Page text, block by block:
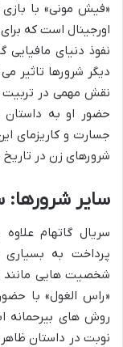
«فیش مونی» با بازی
اورجینال است که
نفوذ دنیای
دیگر شرورها تاثیر
نقش مهمی در
حضور او به
جسارت و کاریزمای
شرورهای زن در
سایر شرورها:
سریال گاتهام
پرداخت به بسیاری
شخصیت هایی مانند
«راس الغول» با
روش های بیرحمانه
نوبت در داستان